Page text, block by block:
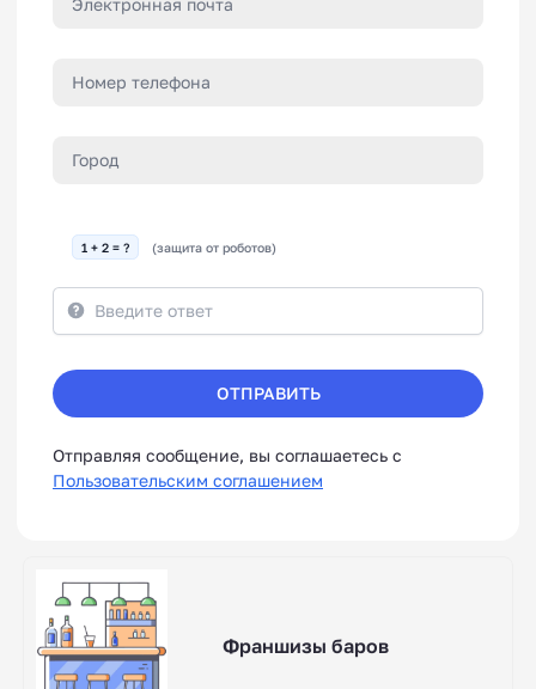
1 + 2 = ? (защита от роботов)
ОТПРАВИТЬ
Отправляя сообщение, вы соглашаетесь с
Пользовательским соглашением
Франшизы баров